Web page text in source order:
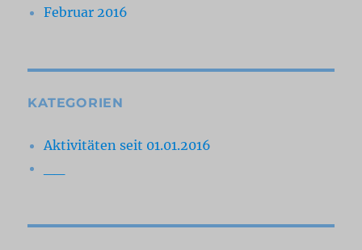
Februar 2016
KATEGORIEN
Aktivitäten seit 01.01.2016